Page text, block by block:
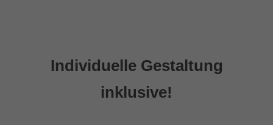
Individuelle Gestaltung
inklusive!